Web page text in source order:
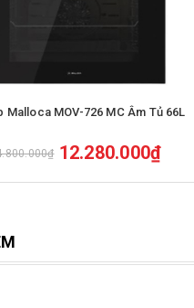
Malloca MOV-726 MC Âm Tủ 66L
12.280.000₫